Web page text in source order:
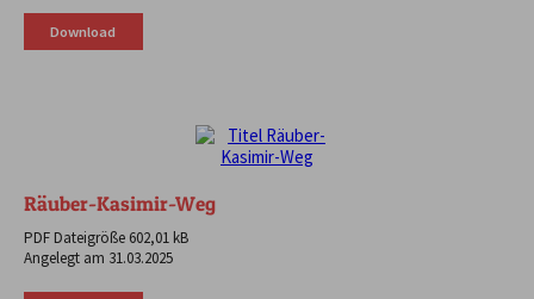
Download
Räuber-Kasimir-Weg
PDF Dateigröße 602,01 kB
Angelegt am 31.03.2025